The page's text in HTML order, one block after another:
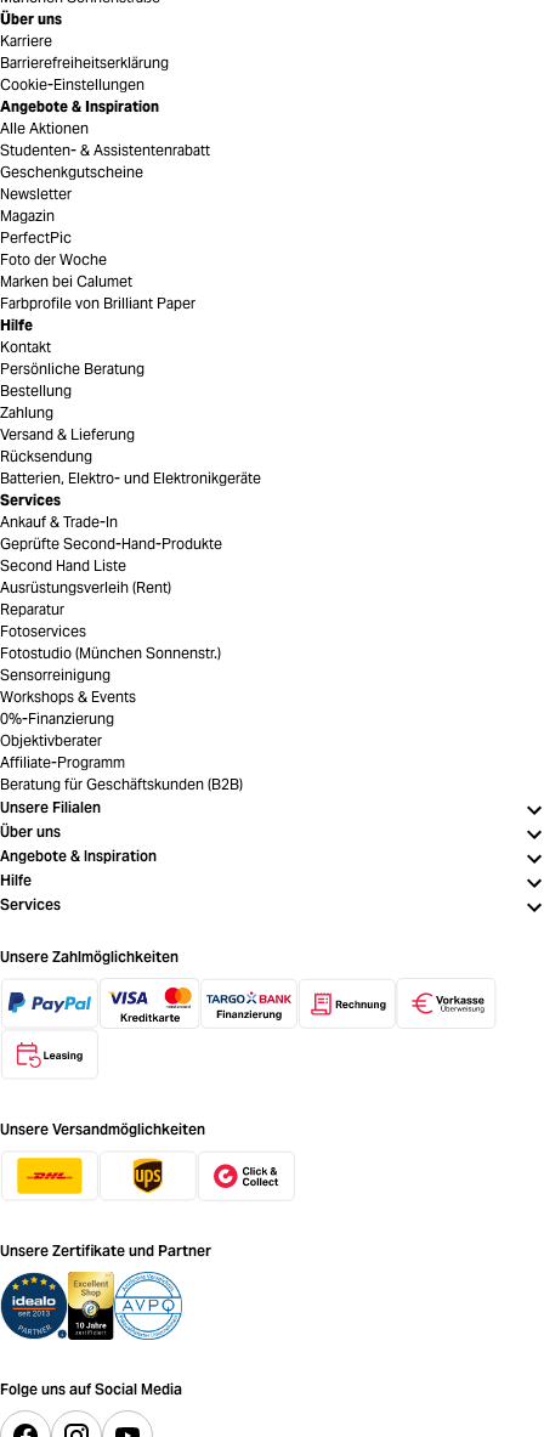
Über uns
Karriere
Barrierefreiheitserklärung
Cookie-Einstellungen
Angebote & Inspiration
Alle Aktionen
Studenten- & Assistentenrabatt
Geschenkgutscheine
Newsletter
Magazin
PerfectPic
Foto der Woche
Marken bei Calumet
Farbprofile von Brilliant Paper
Hilfe
Kontakt
Persönliche Beratung
Bestellung
Zahlung
Versand & Lieferung
Rücksendung
Batterien, Elektro- und Elektronikgeräte
Services
Ankauf & Trade-In
Geprüfte Second-Hand-Produkte
Second Hand Liste
Ausrüstungsverleih (Rent)
Reparatur
Fotoservices
Fotostudio (München Sonnenstr.)
Sensorreinigung
Workshops & Events
0%-Finanzierung
Objektivberater
Affiliate-Programm
Beratung für Geschäftskunden (B2B)
Unsere Filialen
Über uns
Angebote & Inspiration
Hilfe
Services
Unsere Zahlmöglichkeiten
Unsere Versandmöglichkeiten
Unsere Zertifikate und Partner
Folge uns auf Social Media